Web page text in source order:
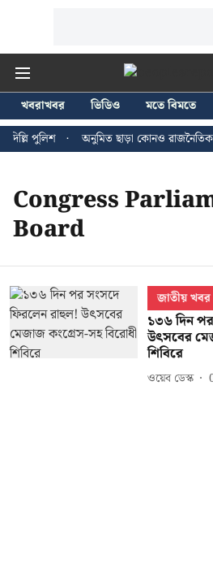
খবরাখবর ভিডিও মতে বিমতে
পুলিশ
অনুমিত ছাড়া কোনও রাজনৈতিক
Congress
Board
জাতীয় খবর
১৩৬ দিন
উৎসবের
শিবিরে
ওয়েব ডেস্ক